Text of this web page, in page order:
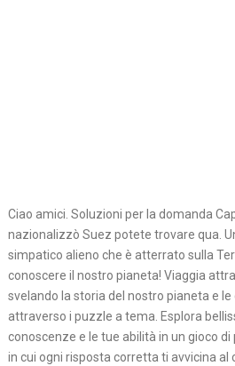
Ciao amici. Soluzioni per la domanda
nazionalizzò Suez potete trovare qua.
simpatico alieno che è atterrato sulla
conoscere il nostro pianeta! Viaggia
svelando la storia del nostro pianeta e
attraverso i puzzle a tema. Esplora
conoscenze e le tue abilità in un gioco
in cui ogni risposta corretta ti avvicina